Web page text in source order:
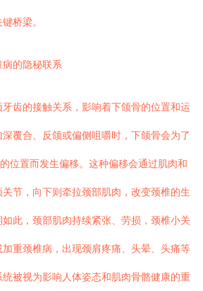
桥梁。
的隐秘联系
齿的接触关系，影响着下颌骨的位置和运
覆合、反颌或偏侧咀嚼时，下颌骨会为了
位置而发生偏移。这种偏移会通过肌肉和
节，向下则牵拉颈部肌肉，改变颈椎的生
此，颈部肌肉持续紧张、劳损，颈椎小关
重颈椎病，出现颈肩疼痛、头晕、头痛等
被视为影响人体姿态和肌肉骨骼健康的重